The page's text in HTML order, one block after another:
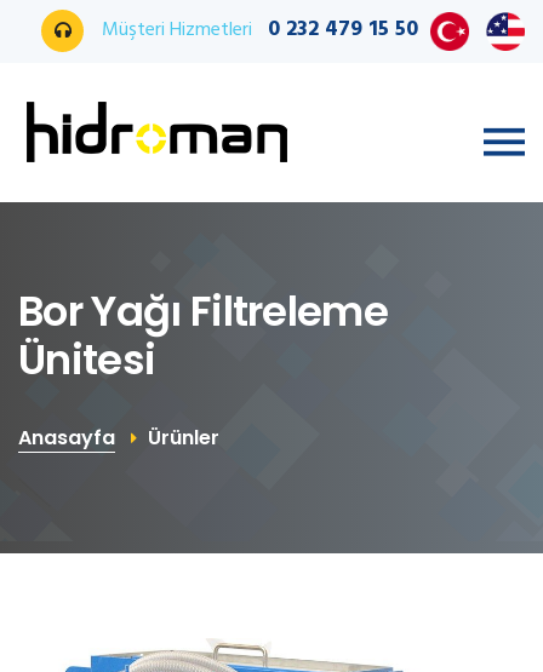
Müşteri Hizmetleri 0 232 479 15 50
Bor Yağı Filtreleme
Ünitesi
Anasayfa Ürünler